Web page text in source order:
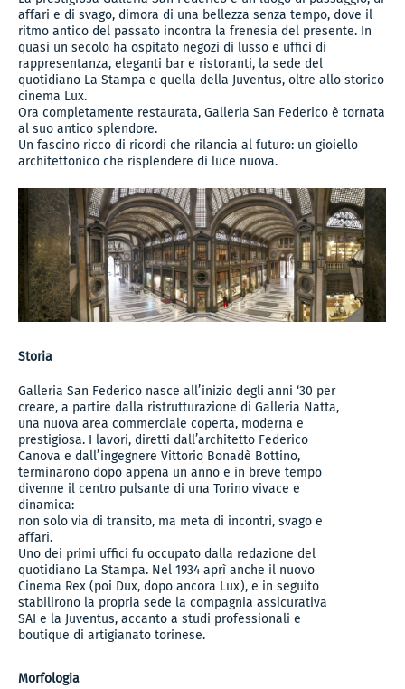
affari e di svago, dimora di una bellezza senza tempo, dove il
ritmo antico del passato incontra la frenesia del presente. In
quasi un secolo ha ospitato negozi di lusso e uffici di
rappresentanza, eleganti bar e ristoranti, la sede del
quotidiano La Stampa e quella della Juventus, oltre allo storico
cinema Lux.
Ora completamente restaurata, Galleria San Federico è tornata
al suo antico splendore.
Un fascino ricco di ricordi che rilancia al futuro: un gioiello
architettonico che risplendere di luce nuova.
Storia
Galleria San Federico nasce all’inizio degli anni ‘30 per
creare, a partire dalla ristrutturazione di Galleria Natta,
una nuova area commerciale coperta, moderna e
prestigiosa. I lavori, diretti dall’architetto Federico
Canova e dall’ingegnere Vittorio Bonadè Bottino,
terminarono dopo appena un anno e in breve tempo
divenne il centro pulsante di una Torino vivace e
dinamica:
non solo via di transito, ma meta di incontri, svago e
affari.
Uno dei primi uffici fu occupato dalla redazione del
quotidiano La Stampa. Nel 1934 aprì anche il nuovo
Cinema Rex (poi Dux, dopo ancora Lux), e in seguito
stabilirono la propria sede la compagnia assicurativa
SAI e la Juventus, accanto a studi professionali e
boutique di artigianato torinese.
Morfologia